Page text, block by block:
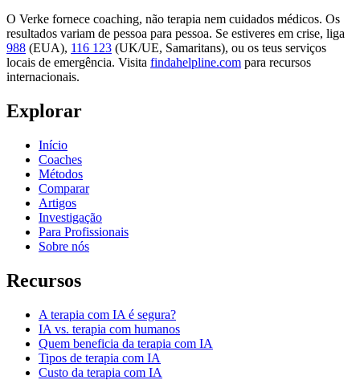
O Verke fornece coaching, não terapia nem cuidados médicos. Os
resultados variam de pessoa para pessoa. Se estiveres em crise, liga
988 (EUA), 116 123 (UK/UE, Samaritans), ou os teus serviços
locais de emergência. Visita findahelpline.com para recursos
internacionais.
Explorar
Início
Coaches
Métodos
Comparar
Artigos
Investigação
Para Profissionais
Sobre nós
Recursos
A terapia com IA é segura?
IA vs. terapia com humanos
Quem beneficia da terapia com IA
Tipos de terapia com IA
Custo da terapia com IA